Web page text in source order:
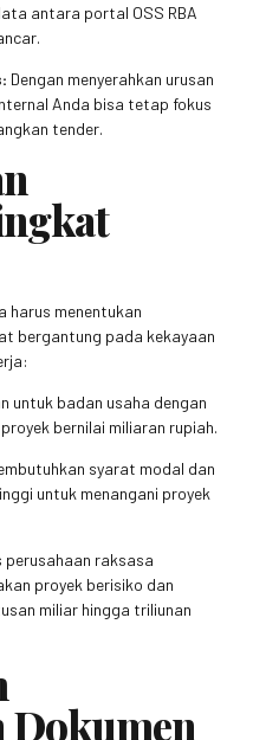
antara portal OSS RBA
Dengan menyerahkan urusan
Anda bisa tetap fokus
tender.
harus menentukan
bergantung pada kekayaan
untuk badan usaha dengan
bernilai miliaran rupiah.
syarat modal dan
untuk menangani proyek
perusahaan raksasa
proyek berisiko dan
miliar hingga triliunan
Dokumen